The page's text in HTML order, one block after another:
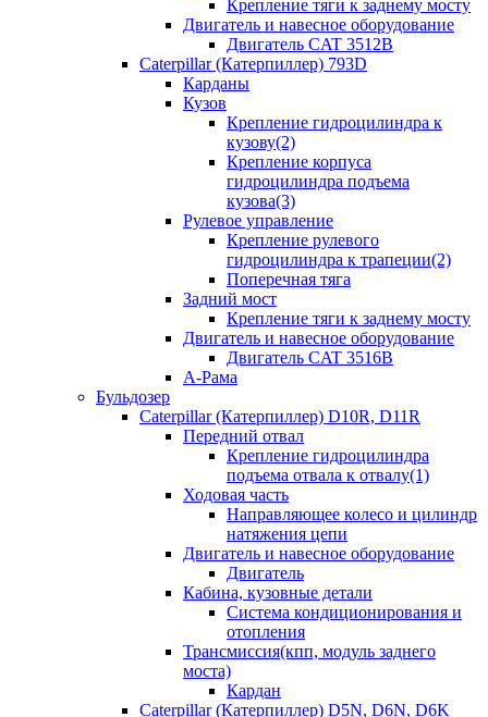
Крепление тяги к заднему мосту
Двигатель и навесное оборудование
Двигатель CAT 3512B
Caterpillar (Катерпиллер) 793D
Карданы
Кузов
Крепление гидроцилиндра к
кузову(2)
Крепление корпуса
гидроцилиндра подъема
кузова(3)
Рулевое управление
Крепление рулевого
гидроцилиндра к трапеции(2)
Поперечная тяга
Задний мост
Крепление тяги к заднему мосту
Двигатель и навесное оборудование
Двигатель CAT 3516B
А-Рама
Бульдозер
Caterpillar (Катерпиллер) D10R, D11R
Передний отвал
Крепление гидроцилиндра
подъема отвала к отвалу(1)
Ходовая часть
Направляющее колесо и цилиндр
натяжения цепи
Двигатель и навесное оборудование
Двигатель
Кабина, кузовные детали
Система кондиционирования и
отопления
Трансмиссия(кпп, модуль заднего
моста)
Кардан
Caterpillar (Катерпиллер) D5N, D6N, D6K